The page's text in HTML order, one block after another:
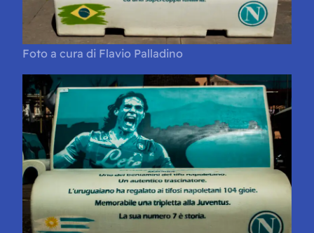
Foto a cura di Flavio Palladino